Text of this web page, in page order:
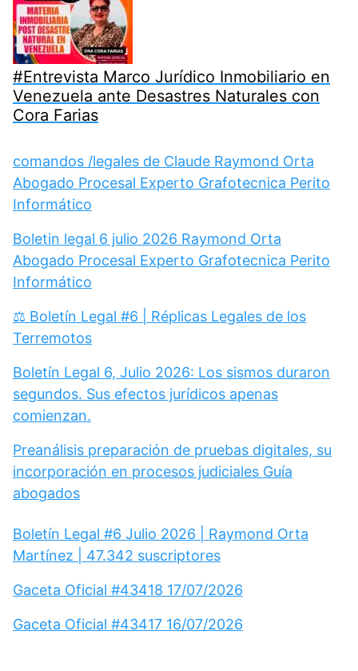
#Entrevista Marco Jurídico Inmobiliario en
Venezuela ante Desastres Naturales con
Cora Farias
comandos /legales de Claude Raymond Orta
Abogado Procesal Experto Grafotecnica Perito
Informático
Boletin legal 6 julio 2026 Raymond Orta
Abogado Procesal Experto Grafotecnica Perito
Informático
⚖️ Boletín Legal #6 | Réplicas Legales de los
Terremotos
Boletín Legal 6, Julio 2026: Los sismos duraron
segundos. Sus efectos jurídicos apenas
comienzan.
Preanálisis preparación de pruebas digitales, su
incorporación en procesos judiciales Guía
abogados
Boletín Legal #6 Julio 2026 | Raymond Orta
Martínez | 47.342 suscriptores
Gaceta Oficial #43418 17/07/2026
Gaceta Oficial #43417 16/07/2026